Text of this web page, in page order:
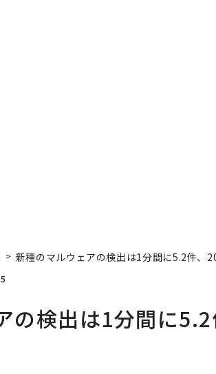
新種のマルウェアの検出は1分間に5.2件、
の検出は1分間に